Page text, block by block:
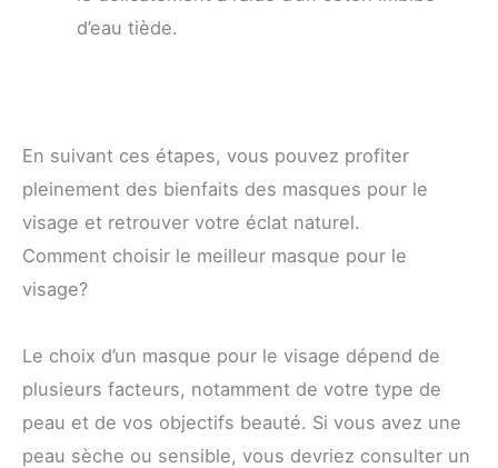
d’eau tiède.
En suivant ces étapes, vous pouvez profiter
pleinement des bienfaits des masques pour le
visage et retrouver votre éclat naturel.
Comment choisir le meilleur masque pour le
visage?
Le choix d’un masque pour le visage dépend de
plusieurs facteurs, notamment de votre type de
peau et de vos objectifs beauté. Si vous avez une
peau sèche ou sensible, vous devriez consulter un